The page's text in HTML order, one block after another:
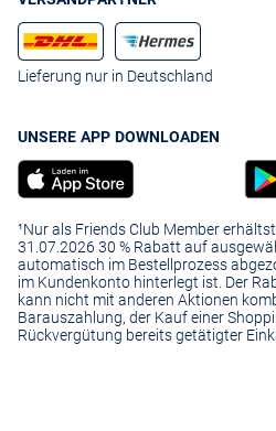
Lieferung nur in Deutschland
UNSERE APP DOWNLOADEN
¹Nur als Friends Club Member
31.07.2026 30 % Rabatt auf
automatisch im Bestellprozess
im Kundenkonto hinterlegt ist. Der
kann nicht mit anderen Aktionen
Barauszahlung, der Kauf einer
Rückvergütung bereits getätigter